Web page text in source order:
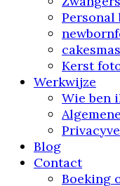
Kerst
Werkwijze
Wie ben
Blog
Contact
Boeking